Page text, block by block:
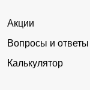
Акции
Вопросы и ответы
Калькулятор